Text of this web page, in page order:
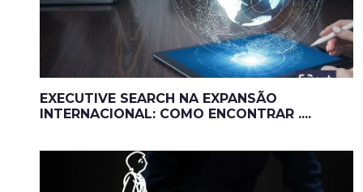
EXECUTIVE SEARCH NA EXPANSÃO
INTERNACIONAL: COMO ENCONTRAR ....